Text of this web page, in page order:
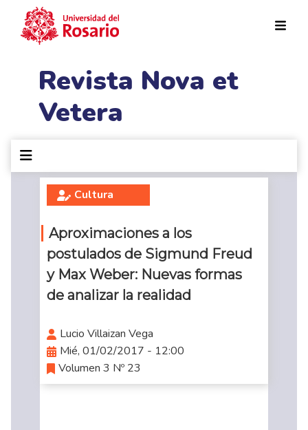
Revista Nova et
Vetera
Cultura
Aproximaciones a los
postulados de Sigmund Freud
y Max Weber: Nuevas formas
de analizar la realidad
Lucio Villaizan Vega
Mié, 01/02/2017 - 12:00
Volumen 3 Nº 23